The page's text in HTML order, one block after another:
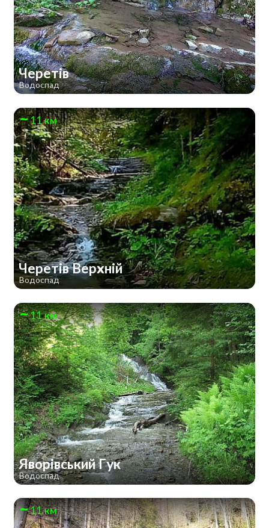
Черетів
Водоспад
11 км
Черетів Верхній
Водоспад
11 км
Яворівський Гук
Водоспад
11 км